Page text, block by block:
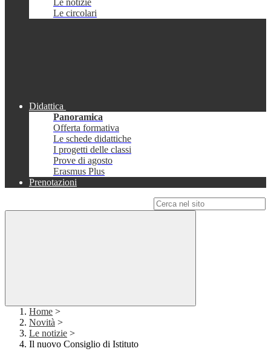
Le notizie
Le circolari
Didattica
Panoramica
Offerta formativa
Le schede didattiche
I progetti delle classi
Prove di agosto
Erasmus Plus
Prenotazioni
Home >
Novità >
Le notizie >
Il nuovo Consiglio di Istituto